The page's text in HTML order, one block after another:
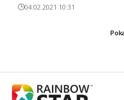
04.02.2021 10:31